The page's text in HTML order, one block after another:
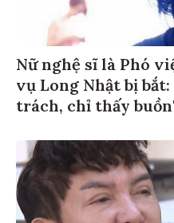
Nữ nghệ sĩ là Phó
vụ Long Nhật bị
trách, chỉ thấy